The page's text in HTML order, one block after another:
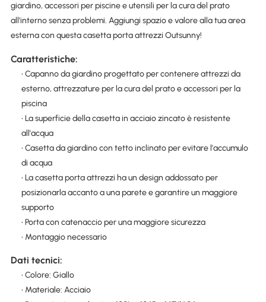
giardino, accessori per piscine e utensili per la cura del prato
all'interno senza problemi. Aggiungi spazio e valore alla tua area
esterna con questa casetta porta attrezzi Outsunny!
Caratteristiche:
• Capanno da giardino progettato per contenere attrezzi da
esterno, attrezzature per la cura del prato e accessori per la
piscina
• La superficie della casetta in acciaio zincato è resistente
all'acqua
• Casetta da giardino con tetto inclinato per evitare l'accumulo
di acqua
• La casetta porta attrezzi ha un design addossato per
posizionarla accanto a una parete e garantire un maggiore
supporto
• Porta con catenaccio per una maggiore sicurezza
• Montaggio necessario
Dati tecnici:
• Colore: Giallo
• Materiale: Acciaio